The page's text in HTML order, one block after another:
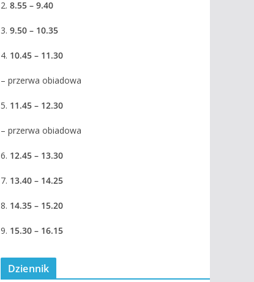
2. 8.55 – 9.40
3. 9.50 – 10.35
4. 10.45 – 11.30
– przerwa obiadowa
5. 11.45 – 12.30
– przerwa obiadowa
6. 12.45 – 13.30
7. 13.40 – 14.25
8. 14.35 – 15.20
9. 15.30 – 16.15
Dziennik